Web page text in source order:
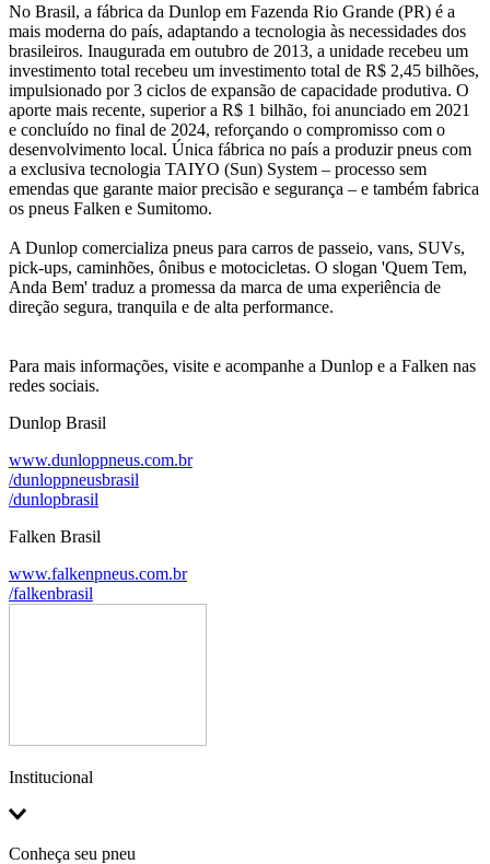
No Brasil, a fábrica da Dunlop em Fazenda Rio Grande (PR) é a
mais moderna do país, adaptando a tecnologia às necessidades dos
brasileiros. Inaugurada em outubro de 2013, a unidade recebeu um
investimento total recebeu um investimento total de R$ 2,45 bilhões,
impulsionado por 3 ciclos de expansão de capacidade produtiva. O
aporte mais recente, superior a R$ 1 bilhão, foi anunciado em 2021
e concluído no final de 2024, reforçando o compromisso com o
desenvolvimento local. Única fábrica no país a produzir pneus com
a exclusiva tecnologia TAIYO (Sun) System – processo sem
emendas que garante maior precisão e segurança – e também fabrica
os pneus Falken e Sumitomo.
A Dunlop comercializa pneus para carros de passeio, vans, SUVs,
pick-ups, caminhões, ônibus e motocicletas. O slogan 'Quem Tem,
Anda Bem' traduz a promessa da marca de uma experiência de
direção segura, tranquila e de alta performance.
Para mais informações, visite e acompanhe a Dunlop e a Falken nas
redes sociais.
Dunlop Brasil
www.dunloppneus.com.br
/dunloppneusbrasil
/dunlopbrasil
Falken Brasil
www.falkenpneus.com.br
/falkenbrasil
Institucional
Conheça seu pneu